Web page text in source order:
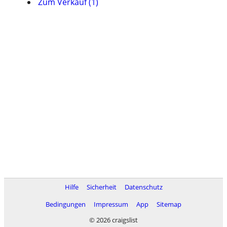
Hilfe Sicherheit
Datenschutz
Bedingungen
Impressum App
Sitemap
© 2026 craigslist